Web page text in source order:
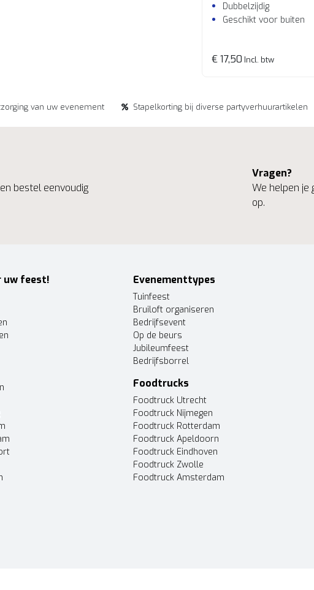
Dubbelzijdig
Geschikt voor buiten
€ 17,50 Incl. btw
van uw evenement Stapelkorting bij diverse partyverhuurartikelen
bestel eenvoudig
Vragen?
We helpen je
op.
uw feest! Evenementtypes
Tuinfeest
Bruiloft organiseren
Bedrijfsevent
Op de beurs
Jubileumfeest
Bedrijfsborrel
Foodtrucks
Foodtruck Utrecht
Foodtruck Nijmegen
Foodtruck Rotterdam
Foodtruck Apeldoorn
Foodtruck Eindhoven
Foodtruck Zwolle
Foodtruck Amsterdam